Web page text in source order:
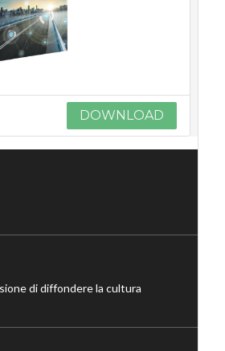
DOWNLOAD
di diffondere la cultura